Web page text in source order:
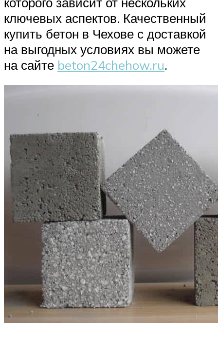
ключевых аспектов. Качественный
купить бетон в Чехове с доставкой
на выгодных условиях вы можете
на сайте beton24chehow.ru.